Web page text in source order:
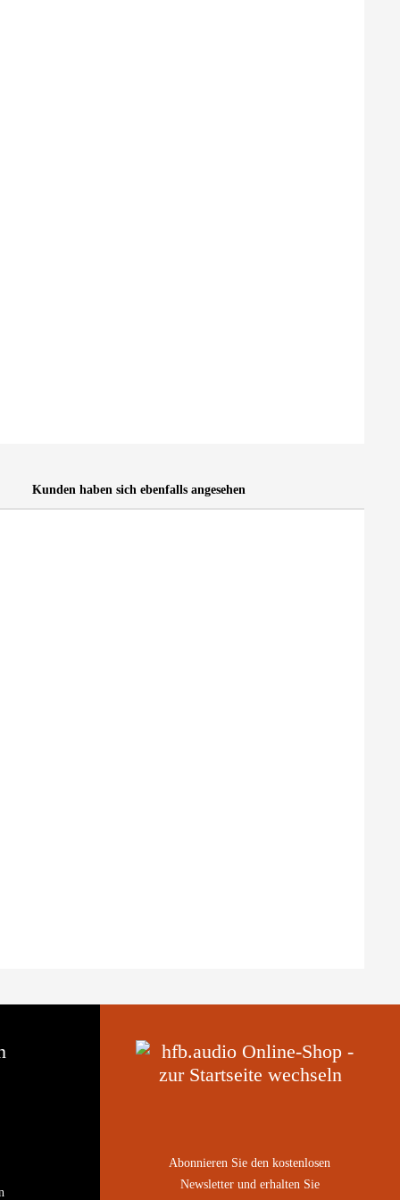
Kunden haben sich ebenfalls angesehen
Abonnieren Sie den kostenlosen
Newsletter und erhalten Sie